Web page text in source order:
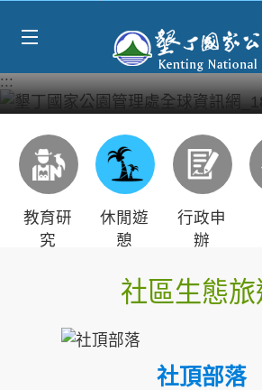
:::
教育研
究
休閒遊
憩
行政申
辦
社區生態旅
社頂部落